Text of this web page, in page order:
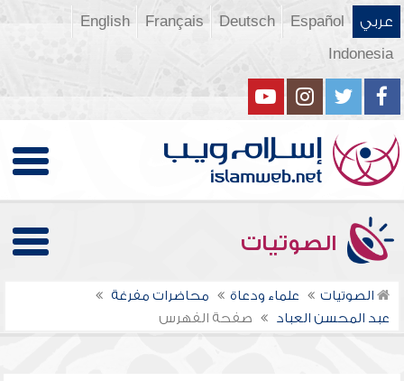
عربي Español
Deutsch
Français
English
Indonesia
الصوتيات
الصوتيات علماء ودعاة
محاضرات مفرغة
عبد المحسن العباد
صفحة الفهرس